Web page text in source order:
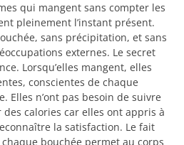
qui mangent sans compter les
pleinement l’instant présent.
sans précipitation, et sans
externes. Le secret
Lorsqu’elles mangent, elles
conscientes de chaque
Elles n’ont pas besoin de suivre
calories car elles ont appris à
la satisfaction. Le fait
bouchée permet au corps